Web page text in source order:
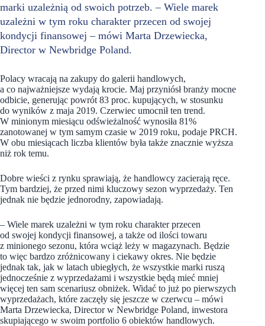
marki uzależnią od swoich potrzeb. – Wiele marek
uzależni w tym roku charakter przecen od swojej
kondycji finansowej – mówi Marta Drzewiecka,
Director w Newbridge Poland.
Polacy wracają na zakupy do galerii handlowych,
a co najważniejsze wydają krocie. Maj przyniósł branży mocne
odbicie, generując powrót 83 proc. kupujących, w stosunku
do wyników z maja 2019. Czerwiec umocnił ten trend.
W minionym miesiącu odświeżalność wynosiła 81%
zanotowanej w tym samym czasie w 2019 roku, podaje PRCH.
W obu miesiącach liczba klientów była także znacznie wyższa
niż rok temu.
Dobre wieści z rynku sprawiają, że handlowcy zacierają ręce.
Tym bardziej, że przed nimi kluczowy sezon wyprzedaży. Ten
jednak nie będzie jednorodny, zapowiadają.
– Wiele marek uzależni w tym roku charakter przecen
od swojej kondycji finansowej, a także od ilości towaru
z minionego sezonu, która wciąż leży w magazynach. Będzie
to więc bardzo zróżnicowany i ciekawy okres. Nie będzie
jednak tak, jak w latach ubiegłych, że wszystkie marki ruszą
jednocześnie z wyprzedażami i wszystkie będą mieć mniej
więcej ten sam scenariusz obniżek. Widać to już po pierwszych
wyprzedażach, które zaczęły się jeszcze w czerwcu – mówi
Marta Drzewiecka, Director w Newbridge Poland, inwestora
skupiającego w swoim portfolio 6 obiektów handlowych.